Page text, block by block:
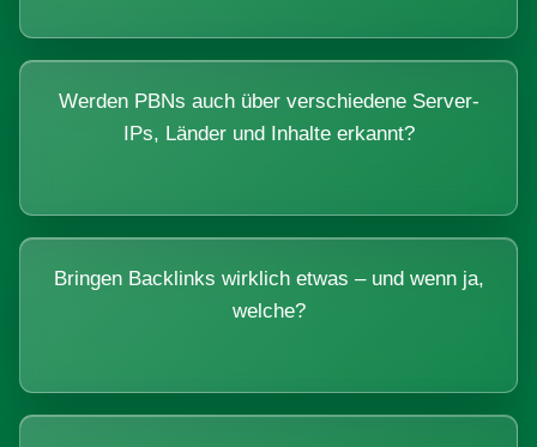
Werden PBNs auch über verschiedene Server-
IPs, Länder und Inhalte erkannt?
Bringen Backlinks wirklich etwas – und wenn ja,
welche?